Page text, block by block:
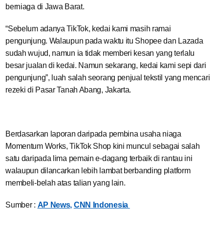
berniaga di Jawa Barat.
“Sebelum adanya TikTok, kedai kami masih ramai
pengunjung. Walaupun pada waktu itu Shopee dan Lazada
sudah wujud, namun ia tidak memberi kesan yang terlalu
besar jualan di kedai. Namun sekarang, kedai kami sepi dari
pengunjung”, luah salah seorang penjual tekstil yang mencari
rezeki di Pasar Tanah Abang, Jakarta.
Berdasarkan laporan daripada pembina usaha niaga
Momentum Works, TikTok Shop kini muncul sebagai salah
satu daripada lima pemain e-dagang terbaik di rantau ini
walaupun dilancarkan lebih lambat berbanding platform
membeli-belah atas talian yang lain.
Sumber : AP News, CNN Indonesia